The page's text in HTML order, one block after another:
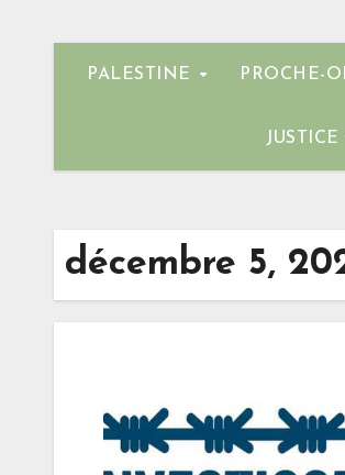
PALESTINE PROCHE-
JUSTICE
décembre 5,